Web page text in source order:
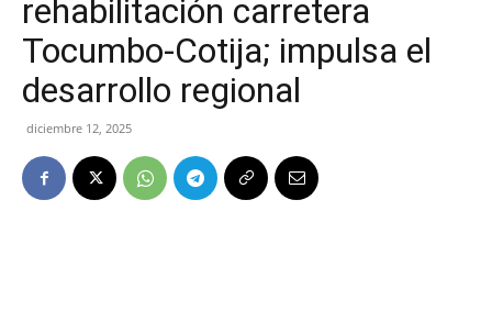
rehabilitación carretera
Tocumbo-Cotija; impulsa el
desarrollo regional
diciembre 12, 2025